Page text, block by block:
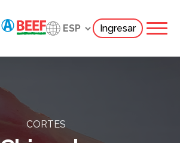
Ingresar
CORTES